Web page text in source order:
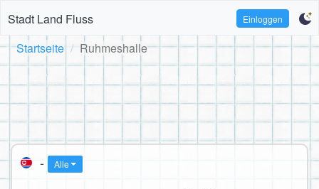
Stadt Land Fluss Einloggen
Startseite Ruhmeshalle
- Alle